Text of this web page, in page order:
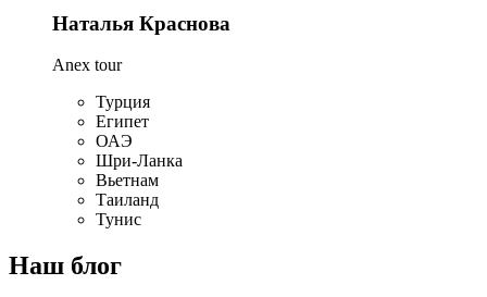
Наталья Краснова
Anex tour
Турция
Египет
ОАЭ
Шри-Ланка
Вьетнам
Таиланд
Тунис
Наш блог